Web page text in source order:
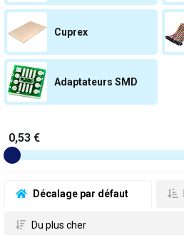
Cuprex
Adaptateurs SMD
Décalage par défaut
Du plus cher
0,53 €